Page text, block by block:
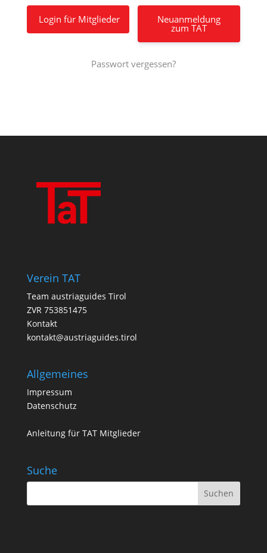
Neuanmeldung
zum TAT
Passwort vergessen?
Verein TAT
Team austriaguides Tirol
ZVR 753851475
Kontakt
kontakt@austriaguides.tirol
Allgemeines
Impressum
Datenschutz
Anleitung für TAT Mitglieder
Suche